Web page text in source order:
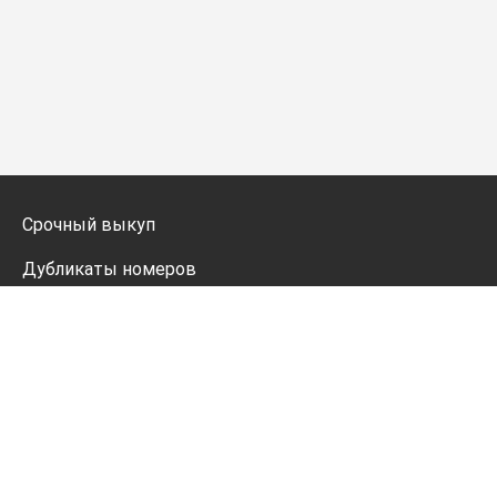
Срочный выкуп
Дубликаты номеров